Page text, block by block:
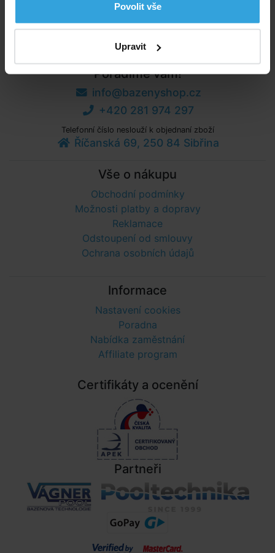
Povolit vše
Upravit
Max. nosnost 40kg. Vhodné pro děti od 3let.
Poradíme vám!
info@bazenyshop.cz
+420 281 974 297
Telefonní číslo neslouží k objednaní zboží
Říčanská 69, 250 84 Sibřina
Vše o nákupu
Obchodní podmínky
Možnosti platby a dopravy
Reklamace
Odstoupení od smlouvy
Ochrana osobních údajů
Informace
Nastavení cookies
Poradna
Nabídka zaměstnání
Affiliate program
Certifikáty a ocenění
Partneři